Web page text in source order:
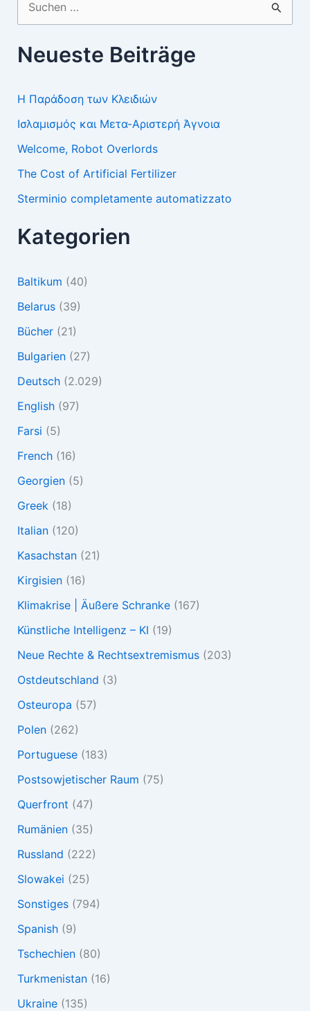
nach:
Neueste Beiträge
Η Παράδοση των Κλειδιών
Ισλαμισμός και Μετα-Αριστερή Άγνοια
Welcome, Robot Overlords
The Cost of Artificial Fertilizer
Sterminio completamente automatizzato
Kategorien
Baltikum (40)
Belarus(39)
Bücher(21)
Bulgarien(27)
Deutsch(2.029)
English(97)
Farsi (5)
French(16)
Georgien(5)
Greek (18)
Italian(120)
Kasachstan(21)
Kirgisien(16)
Klimakrise | Äußere Schranke(167)
Künstliche Intelligenz – KI (19)
Neue Rechte & Rechtsextremismus(203)
Ostdeutschland (3)
Osteuropa (57)
Polen(262)
Portuguese(183)
Postsowjetischer Raum (75)
Querfront (47)
Rumänien(35)
Russland (222)
Slowakei (25)
Sonstiges(794)
Spanish(9)
Tschechien(80)
Turkmenistan(16)
Ukraine(135)